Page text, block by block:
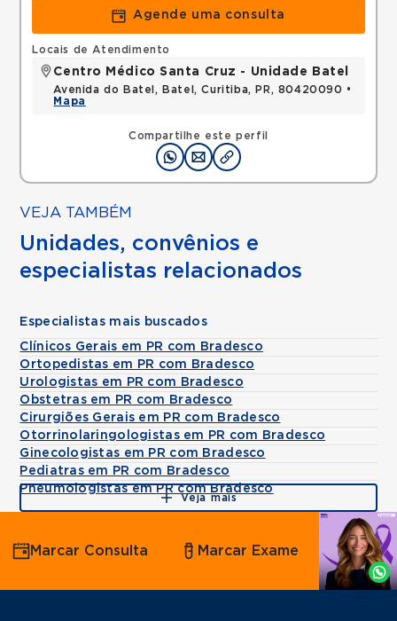
Agende uma consulta
Compartilhe este perfil
Locais de Atendimento
Centro Médico Santa Cruz - Unidade Batel
Avenida do Batel, Batel, Curitiba, PR, 80420090 •
Mapa
VEJA TAMBÉM
Unidades, convênios e
especialistas relacionados
Especialistas mais buscados
Clínicos Gerais em PR com Bradesco
Ortopedistas em PR com Bradesco
Urologistas em PR com Bradesco
Obstetras em PR com Bradesco
Cirurgiões Gerais em PR com Bradesco
Otorrinolaringologistas em PR com Bradesco
Ginecologistas em PR com Bradesco
Pediatras em PR com Bradesco
Pneumologistas em PR com Bradesco
Veja mais
Agende
por
Whatsapp
Marcar Consulta Marcar Exame